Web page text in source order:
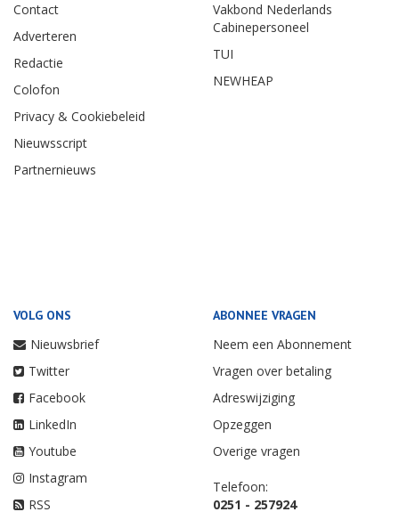
Contact
Adverteren
Redactie
Colofon
Privacy & Cookiebeleid
Nieuwsscript
Partnernieuws
Vakbond Nederlands
Cabinepersoneel
TUI
NEWHEAP
VOLG ONS
Nieuwsbrief
Twitter
Facebook
LinkedIn
Youtube
Instagram
RSS
ABONNEE VRAGEN
Neem een Abonnement
Vragen over betaling
Adreswijziging
Opzeggen
Overige vragen
Telefoon:
0251 - 257924